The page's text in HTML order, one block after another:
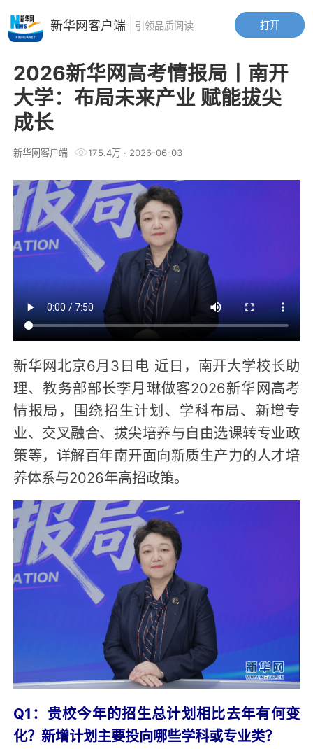
2026新华网高考情报局丨南开
大学：布局未来产业 赋能拔尖
成长
新华网客户端 175.4万· 2026-06-03
新华网北京6月3日电 近日，南开大学校长助
理、教务部部长李月琳做客2026新华网高考
情报局，围绕招生计划、学科布局、新增专
业、交叉融合、拔尖培养与自由选课转专业政
策等，详解百年南开面向新质生产力的人才培
养体系与2026年高招政策。
Q1：贵校今年的招生总计划相比去年有何变
化？新增计划主要投向哪些学科或专业类？
打开
新华网客户端 引领品质阅读